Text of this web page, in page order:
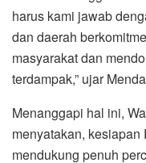
harus kami jawab
dan daerah
masyarakat dan
terdampak,” ujar
Menanggapi hal ini,
menyatakan,
mendukung penuh